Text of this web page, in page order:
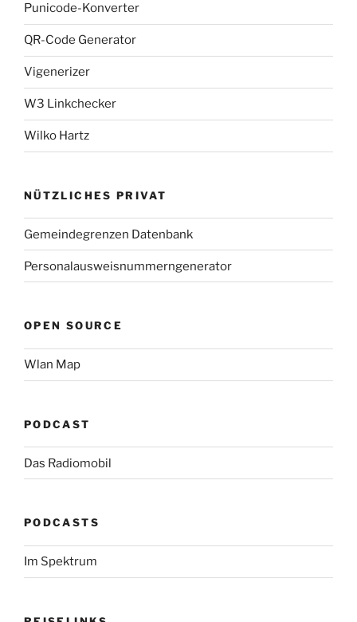
Punicode-Konverter
QR-Code Generator
Vigenerizer
W3 Linkchecker
Wilko Hartz
NÜTZLICHES PRIVAT
Gemeindegrenzen Datenbank
Personalausweisnummerngenerator
OPEN SOURCE
Wlan Map
PODCAST
Das Radiomobil
PODCASTS
Im Spektrum